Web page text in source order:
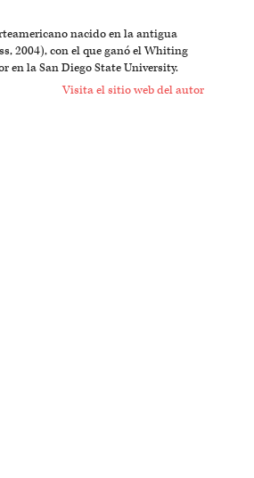
nacido en la antigua
2004), con el que ganó el Whiting
en la San Diego State University.
Visita el sitio web del autor